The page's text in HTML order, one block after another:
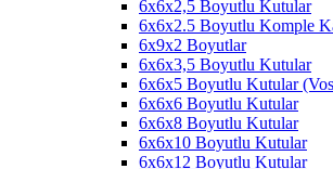
6x6x2,5 Boyutlu Kutular
6x6x2.5 Boyutlu Komple
6x9x2 Boyutlar
6x6x3,5 Boyutlu Kutular
6x6x5 Boyutlu Kutular
6x6x6 Boyutlu Kutular
6x6x8 Boyutlu Kutular
6x6x10 Boyutlu Kutular
6x6x12 Boyutlu Kutular